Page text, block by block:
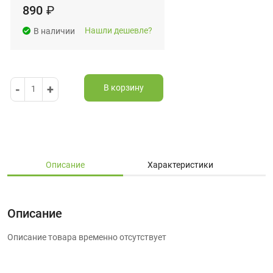
890 ₽
В наличии Нашли дешевле?
- 1 + В корзину
Описание Характеристики
Описание
Описание товара временно отсутствует